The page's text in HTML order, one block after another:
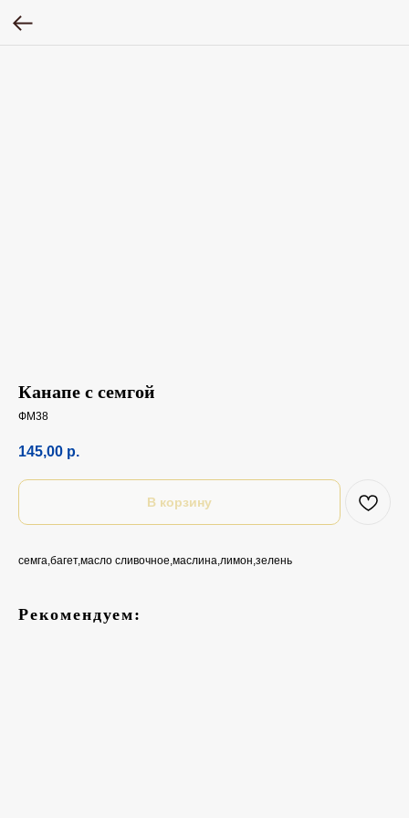
Канапе с семгой
ФМ38
145,00 р.
В корзину
семга,багет,масло сливочное,маслина,лимон,зелень
Рекомендуем: